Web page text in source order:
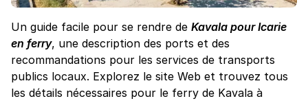
Un guide facile pour se rendre de Kavala pour Icarie
en ferry, une description des ports et des
recommandations pour les services de transports
publics locaux. Explorez le site Web et trouvez tous
les détails nécessaires pour le ferry de Kavala à